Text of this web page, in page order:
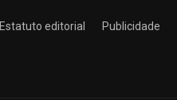
Estatuto editorial Publicidade